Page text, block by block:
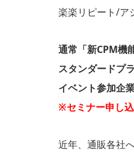
楽楽リピート/ア
通常「新CPM機
スタンダードプ
イベント参加企
※セミナー申し
近年、通販各社